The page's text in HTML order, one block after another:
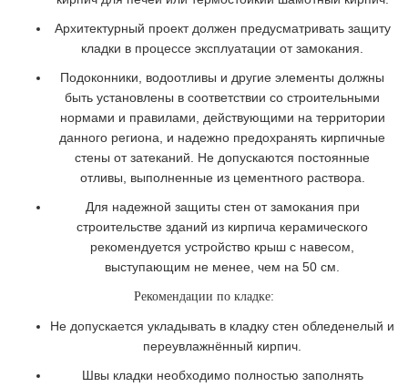
Архитектурный проект должен предусматривать защиту
кладки в процессе эксплуатации от замокания.
Подоконники, водоотливы и другие элементы должны
быть установлены в соответствии со строительными
нормами и правилами, действующими на территории
данного региона, и надежно предохранять кирпичные
стены от затеканий. Не допускаются постоянные
отливы, выполненные из цементного раствора.
Для надежной защиты стен от замокания при
строительстве зданий из кирпича керамического
рекомендуется устройство крыш с навесом,
выступающим не менее, чем на 50 см.
Рекомендации по кладке:
Не допускается укладывать в кладку стен обледенелый и
переувлажнённый кирпич.
Швы кладки необходимо полностью заполнять